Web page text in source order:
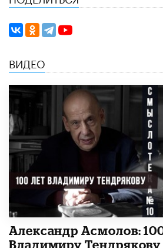
ВИДЕО
Александр Асмолов:
Владимиру Тендрякову